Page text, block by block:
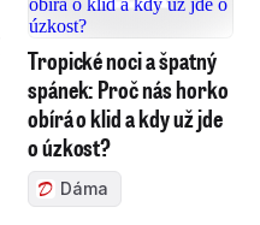
Tropické noci a špatný
spánek: Proč nás horko
obírá o klid a kdy už jde
o úzkost?
Dáma